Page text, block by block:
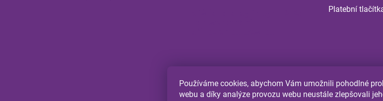
Používáme cookies, abychom Vám umožnili pohodlné
webu a díky analýze provozu webu neustále zlepšovali
Platební
Shoptet.cz Comgate.cz